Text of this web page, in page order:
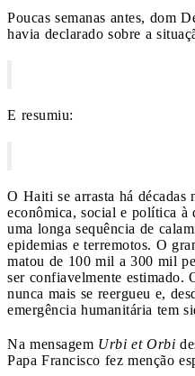
Poucas semanas antes, dom
havia declarado sobre a
E resumiu:
O Haiti se arrasta há décadas
econômica, social e política à
uma longa sequência de
epidemias e terremotos. O
matou de 100 mil a 300 mil
ser confiavelmente estimado.
nunca mais se reergueu e,
emergência humanitária tem
Na mensagem Urbi et Orbi
Papa Francisco fez menção